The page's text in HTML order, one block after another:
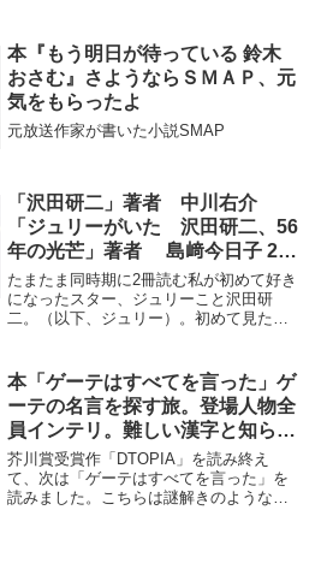
子、父親、母親から打ち明け話を聞くと
いう形です。著者本人の閻...
本『もう明日が待っている 鈴木
おさむ』さようならＳＭＡＰ、元
気をもらったよ
元放送作家が書いた小説SMAP
「沢田研二」著者 中川右介
「ジュリーがいた 沢田研二、56
年の光芒」著者 島﨑今日子 2冊
読む
たまたま同時期に2冊読む私が初めて好き
になったスター、ジュリーこと沢田研
二。（以下、ジュリー）。初めて見たの
に、ひっくり返ってしまうんじゃないか
と驚き、目が離せなくなり...
本「ゲーテはすべてを言った」ゲ
ーテの名言を探す旅。登場人物全
員インテリ。難しい漢字と知らな
い偉人の名前のオンパレード。ア
カデミックなことにコンプレック
スを抱く私は少々妬ましい気持ち
芥川賞受賞作「DTOPIA」を読み終え
て、次は「ゲーテはすべてを言った」を
読みました。こちらは謎解きのような面